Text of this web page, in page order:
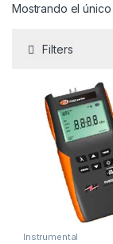
Mostrando el
Filters
Instrumental